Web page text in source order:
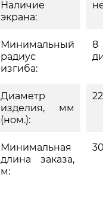
Наличие
экрана:
Минимальный
радиус
изгиба:
Диаметр
изделия, мм
(ном.):
Минимальная
длина заказа,
м: